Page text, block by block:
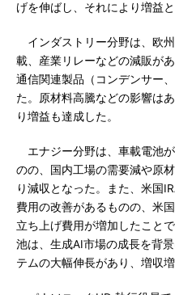
げを伸ばし、それにより増益と
インダストリー分野は、欧
載、産業リレーなどの減販が
通信関連製品（コンデンサー
た。原材料高騰などの影響は
り増益も達成した。
エナジー分野は、車載電池
のの、国内工場の需要減や原
り減収となった。また、米国
費用の改善があるものの、米
立ち上げ費用が増加したこと
池は、生成AI市場の成長を背
テムの大幅伸長があり、増収増